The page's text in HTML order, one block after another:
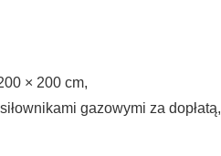
× 200 cm,
gazowymi za dopłatą,